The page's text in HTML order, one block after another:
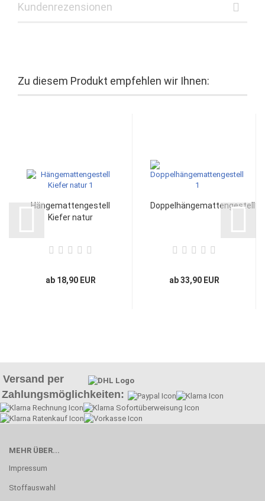
Kundenrezensionen
Zu diesem Produkt empfehlen wir Ihnen:
Hängemattengestell
Kiefer natur
ab 18,90 EUR
Doppelhängemattengestell
ab 33,90 EUR
Versand per
Zahlungsmöglichkeiten:
MEHR ÜBER...
Impressum
Stoffauswahl